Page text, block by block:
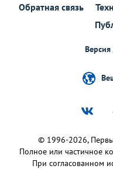
Обратная связь
© 1996-2026,
Полное или частичное
При согласованном